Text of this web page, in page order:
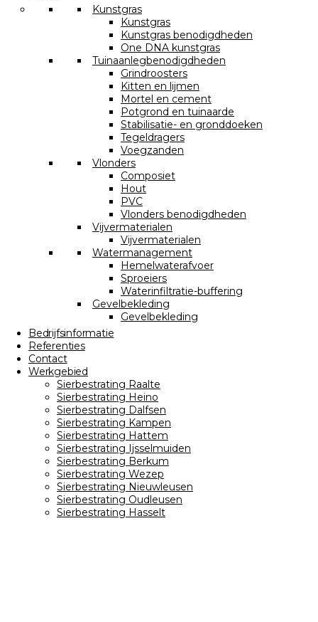
Kunstgras
Kunstgras
Kunstgras benodigdheden
One DNA kunstgras
Tuinaanlegbenodigdheden
Grindroosters
Kitten en lijmen
Mortel en cement
Potgrond en tuinaarde
Stabilisatie- en gronddoeken
Tegeldragers
Voegzanden
Vlonders
Composiet
Hout
PVC
Vlonders benodigdheden
Vijvermaterialen
Vijvermaterialen
Watermanagement
Hemelwaterafvoer
Sproeiers
Waterinfiltratie-buffering
Gevelbekleding
Gevelbekleding
Bedrijfsinformatie
Referenties
Contact
Werkgebied
Sierbestrating Raalte
Sierbestrating Heino
Sierbestrating Dalfsen
Sierbestrating Kampen
Sierbestrating Hattem
Sierbestrating Ijsselmuiden
Sierbestrating Berkum
Sierbestrating Wezep
Sierbestrating Nieuwleusen
Sierbestrating Oudleusen
Sierbestrating Hasselt